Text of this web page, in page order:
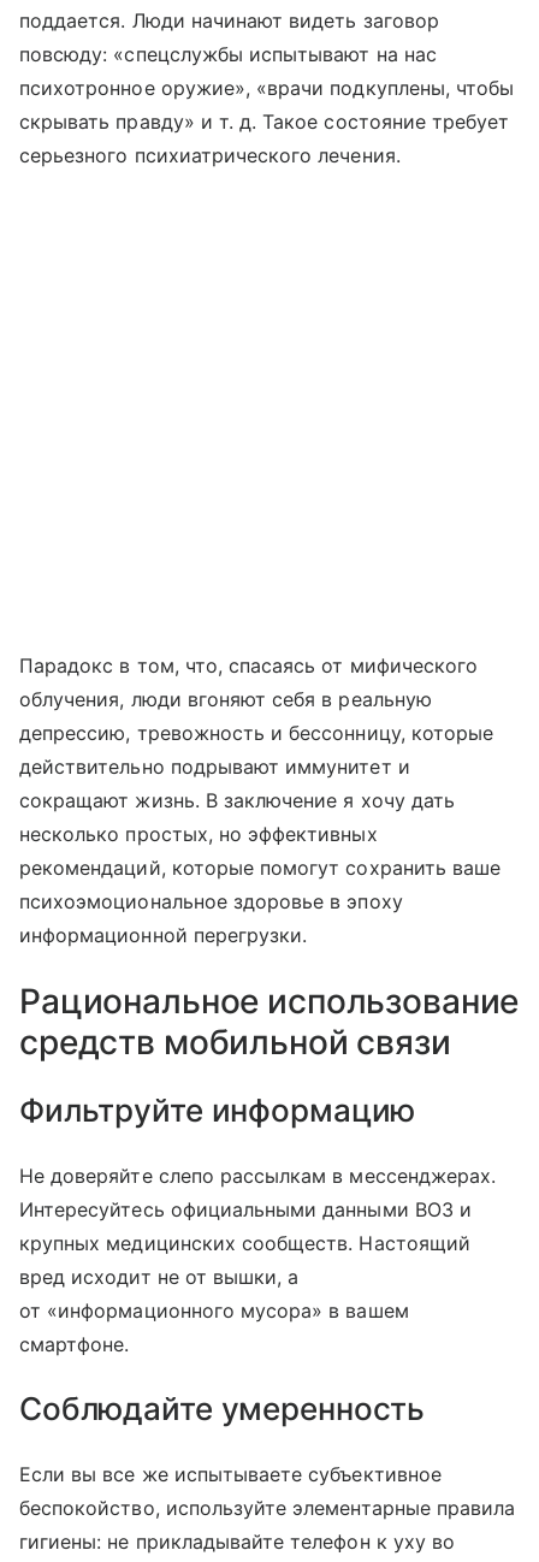
поддается. Люди начинают видеть заговор
повсюду: «спецслужбы испытывают на нас
психотронное оружие», «врачи подкуплены, чтобы
скрывать правду» и т. д. Такое состояние требует
серьезного психиатрического лечения.
Парадокс в том, что, спасаясь от мифического
облучения, люди вгоняют себя в реальную
депрессию, тревожность и бессонницу, которые
действительно подрывают иммунитет и
сокращают жизнь. В заключение я хочу дать
несколько простых, но эффективных
рекомендаций, которые помогут сохранить ваше
психоэмоциональное здоровье в эпоху
информационной перегрузки.
Рациональное использование
средств мобильной связи
Фильтруйте информацию
Не доверяйте слепо рассылкам в мессенджерах.
Интересуйтесь официальными данными ВОЗ и
крупных медицинских сообществ. Настоящий
вред исходит не от вышки, а
от «информационного мусора» в вашем
смартфоне.
Соблюдайте умеренность
Если вы все же испытываете субъективное
беспокойство, используйте элементарные правила
гигиены: не прикладывайте телефон к уху во